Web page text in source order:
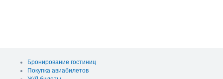
Бронирование гостиниц
Покупка авиабилетов